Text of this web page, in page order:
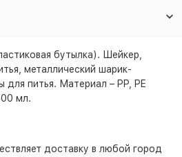
бутылка). Шейкер,
металлический шарик-
питья. Материал – PP, PE
мл.
доставку в любой город